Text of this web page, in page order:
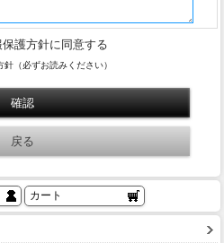
護方針に同意する
（必ずお読みください）
カート